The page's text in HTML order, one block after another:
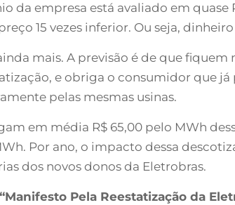
da empresa está avaliado em quase
15 vezes inferior. Ou seja,
mais. A previsão é de que fiquem
e obriga o consumidor que
pelas mesmas usinas.
em média R$ 65,00 pelo MWh
Por ano, o impacto dessa
dos novos donos da Eletrobras.
Pela Reestatização da